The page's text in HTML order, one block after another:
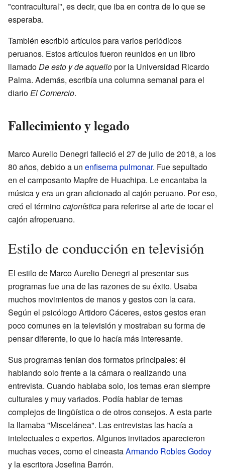
"contracultural", es decir, que iba en contra de lo que se
esperaba.
También escribió artículos para varios periódicos
peruanos. Estos artículos fueron reunidos en un libro
llamadoDe esto y de aquellopor la Universidad Ricardo
Palma. Además, escribía una columna semanal para el
diarioEl Comercio.
Fallecimiento y legado
Marco Aurelio Denegri falleció el 27 de julio de 2018, a los
80 años, debido a un enfisema pulmonar. Fue sepultado
en el camposanto Mapfre de Huachipa. Le encantaba la
música y era un gran aficionado al cajón peruano. Por eso,
creó el términocajonísticapara referirse al arte de tocar el
cajón afroperuano.
Estilo de conducción en televisión
El estilo de Marco Aurelio Denegri al presentar sus
programas fue una de las razones de su éxito. Usaba
muchos movimientos de manos y gestos con la cara.
Según el psicólogo Artidoro Cáceres, estos gestos eran
poco comunes en la televisión y mostraban su forma de
pensar diferente, lo que lo hacía más interesante.
Sus programas tenían dos formatos principales: él
hablando solo frente a la cámara o realizando una
entrevista. Cuando hablaba solo, los temas eran siempre
culturales y muy variados. Podía hablar de temas
complejos de lingüística o de otros consejos. A esta parte
la llamaba "Miscelánea". Las entrevistas las hacía a
intelectuales o expertos. Algunos invitados aparecieron
muchas veces, como el cineastaArmando Robles Godoy
y la escritora Josefina Barrón.